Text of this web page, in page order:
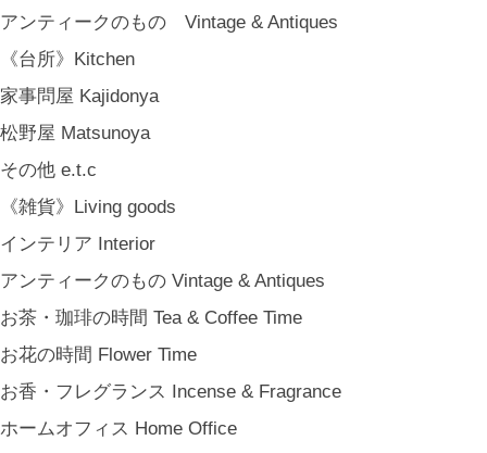
アンティークのもの Vintage & Antiques
《台所》Kitchen
家事問屋 Kajidonya
松野屋 Matsunoya
その他 e.t.c
《雑貨》Living goods
インテリア Interior
アンティークのもの Vintage & Antiques
お茶・珈琲の時間 Tea & Coffee Time
お花の時間 Flower Time
お香・フレグランス Incense & Fragrance
ホームオフィス Home Office